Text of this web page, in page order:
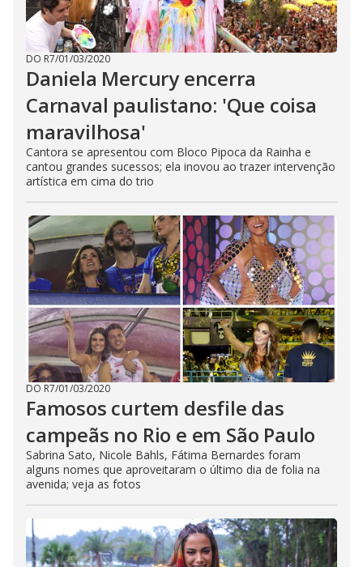
DO R7/01/03/2020
Daniela Mercury encerra
Carnaval paulistano: 'Que coisa
maravilhosa'
Cantora se apresentou com Bloco Pipoca da Rainha e
cantou grandes sucessos; ela inovou ao trazer intervenção
artística em cima do trio
DO R7/01/03/2020
Famosos curtem desfile das
campeãs no Rio e em São Paulo
Sabrina Sato, Nicole Bahls, Fátima Bernardes foram
alguns nomes que aproveitaram o último dia de folia na
avenida; veja as fotos